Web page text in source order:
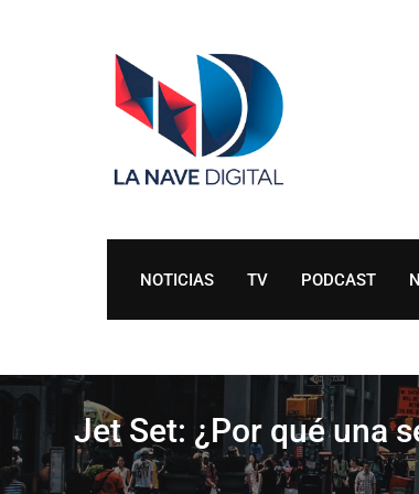
NOTICIAS TV PODCAST
Jet Set: ¿Por qué una